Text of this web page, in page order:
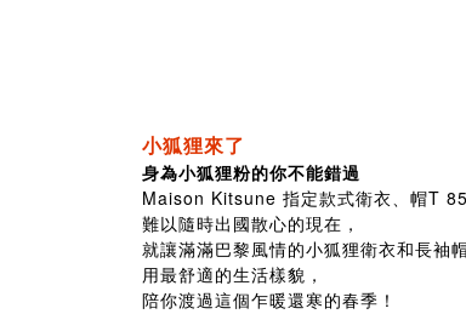
小狐狸來了
身為小狐狸粉的你不能錯過
Maison Kitsune 指定款式衛衣、帽T
難以隨時出國散心的現在，
就讓滿滿巴黎風情的小狐狸衛衣和長袖
用最舒適的生活樣貌，
陪你渡過這個乍暖還寒的春季！